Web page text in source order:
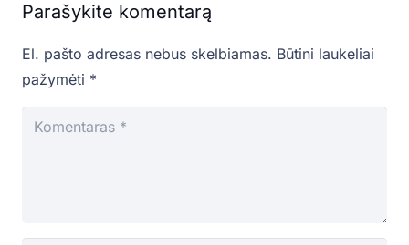
Parašykite komentarą
El. pašto adresas nebus skelbiamas. Būtini laukeliai
pažymėti *